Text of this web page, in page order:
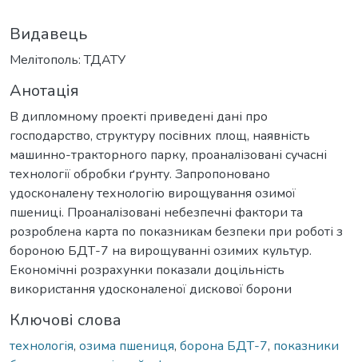
Видавець
Мелітополь: ТДАТУ
Анотація
В дипломному проекті приведені дані про
господарство, структуру посівних площ, наявність
машинно-тракторного парку, проаналізовані сучасні
технології обробки ґрунту. Запропоновано
удосконалену технологію вирощування озимої
пшениці. Проаналізовані небезпечні фактори та
розроблена карта по показникам безпеки при роботі з
бороною БДТ-7 на вирощуванні озимих культур.
Економічні розрахунки показали доцільність
використання удосконаленої дискової борони
Ключові слова
технологія, озима пшениця, борона БДТ-7, показники